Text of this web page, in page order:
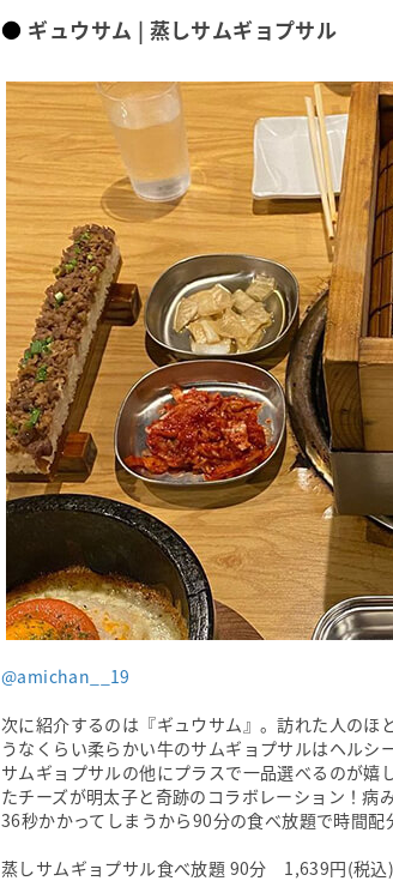
ギュウサム | 蒸しサムギョプサル
@amichan__19
次に紹介するのは『ギュウサム』。訪れた人のほ
うなくらい柔らかい牛のサムギョプサルはヘル
サムギョプサルの他にプラスで一品選べるのが
たチーズが明太子と奇跡のコラボレーション！
36秒かかってしまうから90分の食べ放題で時間
蒸しサムギョプサル食べ放題 90分 1,639円(税込)